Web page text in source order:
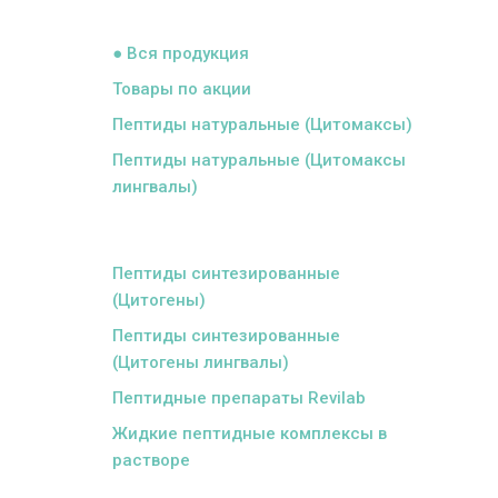
● Вся продукция
Товары по акции
Пептиды натуральные (Цитомаксы)
Пептиды натуральные (Цитомаксы
лингвалы)
Пептиды синтезированные
(Цитогены)
Пептиды синтезированные
(Цитогены лингвалы)
Пептидные препараты Revilab
Жидкие пептидные комплексы в
растворе